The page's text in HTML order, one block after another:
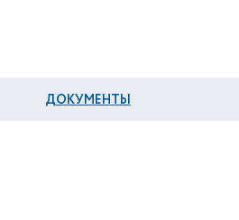
ДОКУМЕНТЫ